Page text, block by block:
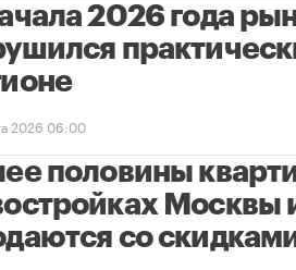
2026 года
2026 06:00
половины
Москвы
со